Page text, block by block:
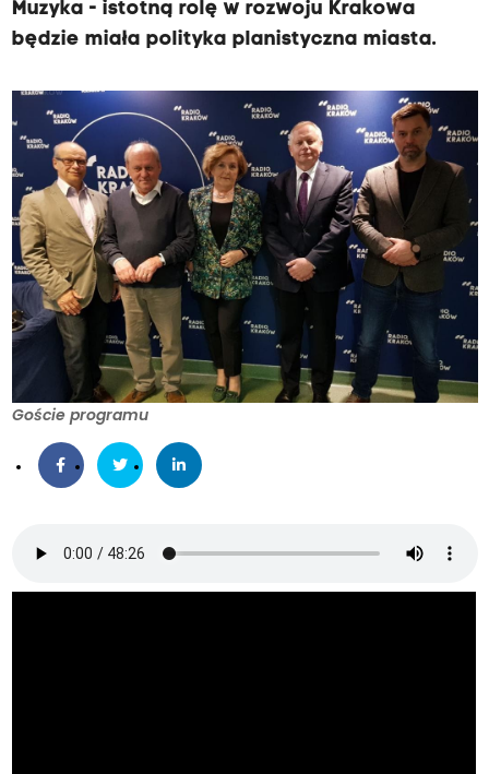
Muzyka - istotną rolę w rozwoju Krakowa
będzie miała polityka planistyczna miasta.
Goście programu